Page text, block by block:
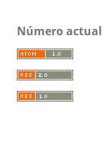
Número actual